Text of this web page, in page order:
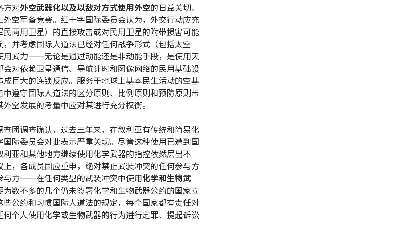
方对外空武器化以及以敌对方式使用外空的日益关切。
空军备竞赛。红十字国际委员会认为，外交行动应充
两用卫星）的直接攻击或对民用卫星的附带损害可能
并考虑国际人道法已经对任何战争形式（包括太空
用武力——无论是通过动能还是非动能手段，是使用天
对依赖卫星通信、导航计时和图像网络的民用基础设
巨大的连锁反应。服务于地球上基本民生活动的空基
遵守国际人道法的区分原则、比例原则和预防原则带
空发展的考量中应对其进行充分权衡。
团调查确认，过去三年来，在叙利亚有传统和简易化
际委员会对此表示严重关切。尽管这种使用已遭到国
亚和其他地方继续使用化学武器的指控依然层出不
，各成员国应重申，绝对禁止武装冲突的任何参与方
方——在任何类型的武装冲突中使用化学和生物武
数不多的几个仍未签署化学和生物武器公约的国家立
公约和习惯国际人道法的规定，每个国家都有责任对
个人使用化学或生物武器的行为进行定罪、提起诉讼